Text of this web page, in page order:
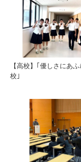
【高校】｢優しさにあ
校｣